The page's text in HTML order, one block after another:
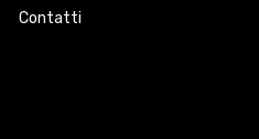
Contatti